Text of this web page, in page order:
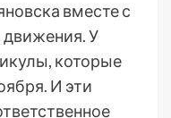
вместе с
У
которые
И эти